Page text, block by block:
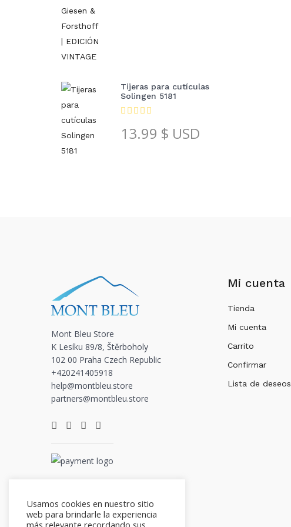
Tijeras para cutículas
Solingen 5181
13.99 $ USD
Mont Bleu Store
K Lesíku 89/8, Štěrboholy
102 00 Praha Czech Republic
+420241405918
help@montbleu.store
partners@montbleu.store
Mi cuenta
Tienda
Mi cuenta
Carrito
Confirmar
Lista de deseos
Usamos cookies en nuestro sitio
web para brindarle la experiencia
más relevante recordando sus